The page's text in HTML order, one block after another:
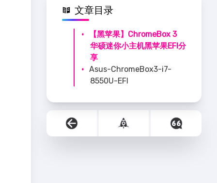
文章目录
【黑苹果】ChromeBox 3
华硕迷你小主机黑苹果EFI分
享
Asus-ChromeBox3-i7-
8550U-EFI
Step 02 安装黑苹果
Step 03 根据网卡选择
对应EFI